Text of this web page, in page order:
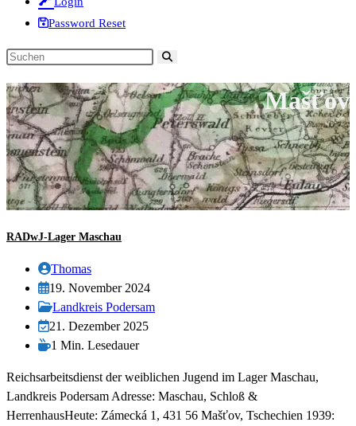
Password Reset
Diese
durchsuchen
Mašťov
RADwJ-Lager Maschau
Beitrags-
Autor:
Thomas
Beitrag
veröffentlicht:
19. November 2024
Beitrags-
Kategorie:
Landkreis Podersam
Beitrag
zuletzt
am:
21. Dezember 2025
Lesedauer:
1 Min. Lesedauer
Reichsarbeitsdienst der weiblichen Jugend im Lager Maschau,
Landkreis Podersam Adresse: Maschau, Schloß &
HerrenhausHeute: Zámecká 1, 431 56 Mašťov, Tschechien 1939: